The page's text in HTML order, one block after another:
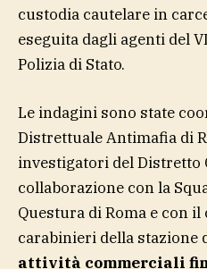
custodia cautelare in
eseguita dagli agenti del
Polizia di Stato.
Le indagini sono state
Distrettuale Antimafia di
investigatori del Distretto
collaborazione con la
Questura di Roma e con
carabinieri della stazione
attività commerciali